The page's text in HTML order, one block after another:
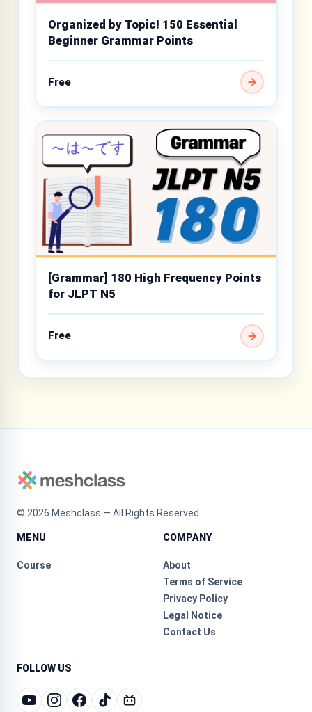
Organized by Topic! 150 Essential
Beginner Grammar Points
Free
[Grammar] 180 High Frequency Points
for JLPT N5
Free
© 2026 Meshclass — All Rights Reserved
MENU
Course
COMPANY
About
Terms of Service
Privacy Policy
Legal Notice
Contact Us
FOLLOW US